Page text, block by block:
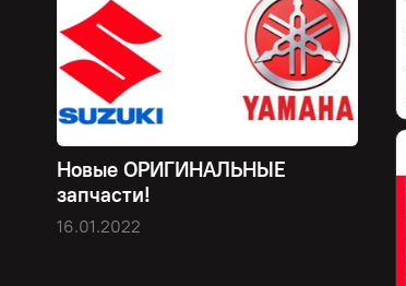
Новые ОРИГИНАЛЬНЫЕ
запчасти!
16.01.2022